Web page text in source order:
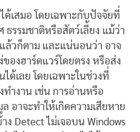
ด้เสมอ โดยเฉพาะกับปัจจัยที่
ธรรมชาติหรือสัตว์เลี้ยง แม้ว่า
ล้วก็ตาม และแน่นอนว่า อาจ
องฮาร์ดแวร์โดยตรง หรือส่ง
ด้เลย โดยเฉพาะในช่วงที่
ำงาน เช่น การอ่านหรือ
อาจะทำให้เกิดความเสียหาย
Detect ไม่เจอบน Windows